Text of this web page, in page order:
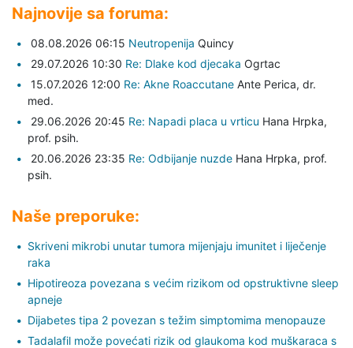
Najnovije sa foruma:
08.08.2026 06:15 Neutropenija Quincy
29.07.2026 10:30 Re: Dlake kod djecaka Ogrtac
15.07.2026 12:00 Re: Akne Roaccutane Ante Perica, dr.
med.
29.06.2026 20:45 Re: Napadi placa u vrticu Hana Hrpka,
prof. psih.
20.06.2026 23:35 Re: Odbijanje nuzde Hana Hrpka, prof.
psih.
Naše preporuke:
Skriveni mikrobi unutar tumora mijenjaju imunitet i liječenje
raka
Hipotireoza povezana s većim rizikom od opstruktivne sleep
apneje
Dijabetes tipa 2 povezan s težim simptomima menopauze
Tadalafil može povećati rizik od glaukoma kod muškaraca s